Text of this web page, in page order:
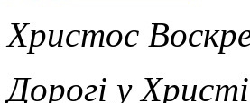
Христос
Дорогі у